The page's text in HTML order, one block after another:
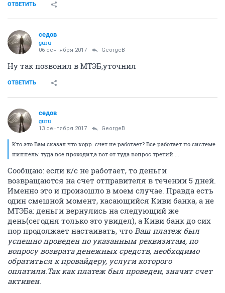
ОТВЕТИТЬ
седов
guru
06 сентября 2017 GeorgeB
Ну так позвонил в МТЭБ,уточнил
ОТВЕТИТЬ
седов
guru
13 сентября 2017 GeorgeB
Кто это Вам сказал что корр. счет не работает? Все работает по системе
ниппель: туда все проходит,а вот от туда вопрос третий ...
Сообщаю: если к/с не работает, то деньги
возвращаются на счет отправителя в течении 5 дней.
Именно это и произошло в моем случае. Правда есть
один смешной момент, касающийся Киви банка, а не
МТЭБа: деньги вернулись на следующий же
день(сегодня только это увидел), а Киви банк до сих
пор продолжает настаивать, что Ваш платеж был
успешно проведен по указанным реквизитам, по
вопросу возврата денежных средств, необходимо
обратиться к провайдеру, услуги которого
оплатили.Так как платеж был проведен, значит счет
активен.